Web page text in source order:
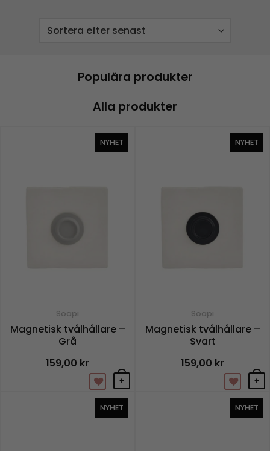
Populära produkter
Alla produkter
NYHET
Soapi
Magnetisk tvålhållare –
Grå
159,00 kr
+
NYHET
Soapi
Magnetisk tvålhållare –
Svart
159,00 kr
+
NYHET NYHET